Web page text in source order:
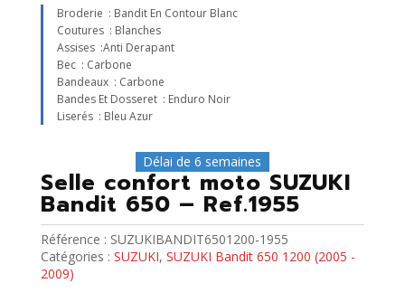
Broderie : Bandit En Contour Blanc
Coutures : Blanches
Assises :anti Derapant
Bec : Carbone
Bandeaux : Carbone
Bandes Et Dosseret : Enduro Noir
Liserés : Bleu Azur
Délai de 6 semaines
Selle confort moto SUZUKI
Bandit 650 – Ref.1955
Référence : SUZUKIBANDIT6501200-1955
Catégories : SUZUKI, SUZUKI Bandit 650 1200 (2005 -
2009)